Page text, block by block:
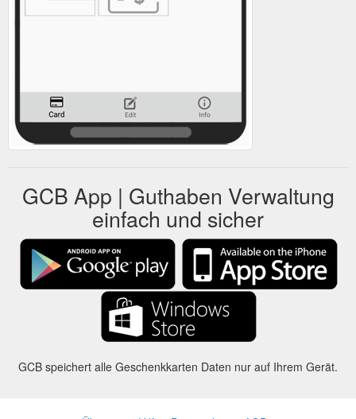
GCB App | Guthaben Verwaltung
einfach und sicher
GCB speichert alle Geschenkkarten Daten nur auf Ihrem Gerät.